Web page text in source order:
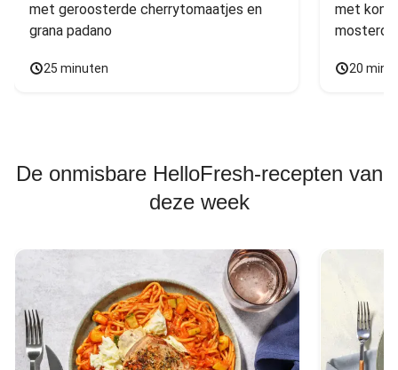
met geroosterde cherrytomaatjes en
grana padano
25 minuten
met
20
De onmisbare HelloFresh-recepten van
deze week